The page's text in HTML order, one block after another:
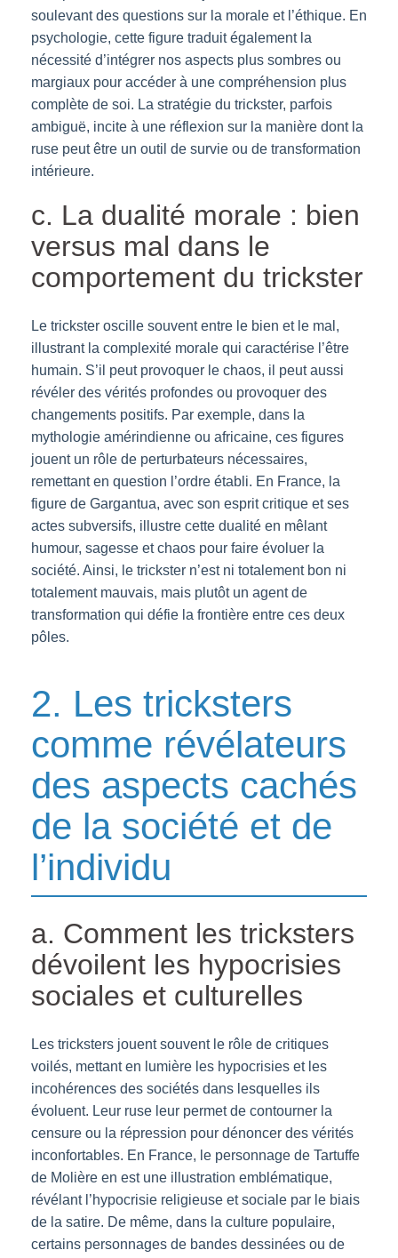
soulevant des questions sur la morale et l’éthique. En
psychologie, cette figure traduit également la
nécessité d’intégrer nos aspects plus sombres ou
margiaux pour accéder à une compréhension plus
complète de soi. La stratégie du trickster, parfois
ambiguë, incite à une réflexion sur la manière dont la
ruse peut être un outil de survie ou de transformation
intérieure.
c. La dualité morale : bien
versus mal dans le
comportement du trickster
Le trickster oscille souvent entre le bien et le mal,
illustrant la complexité morale qui caractérise l’être
humain. S’il peut provoquer le chaos, il peut aussi
révéler des vérités profondes ou provoquer des
changements positifs. Par exemple, dans la
mythologie amérindienne ou africaine, ces figures
jouent un rôle de perturbateurs nécessaires,
remettant en question l’ordre établi. En France, la
figure de Gargantua, avec son esprit critique et ses
actes subversifs, illustre cette dualité en mêlant
humour, sagesse et chaos pour faire évoluer la
société. Ainsi, le trickster n’est ni totalement bon ni
totalement mauvais, mais plutôt un agent de
transformation qui défie la frontière entre ces deux
pôles.
2. Les tricksters
comme révélateurs
des aspects cachés
de la société et de
l’individu
a. Comment les tricksters
dévoilent les hypocrisies
sociales et culturelles
Les tricksters jouent souvent le rôle de critiques
voilés, mettant en lumière les hypocrisies et les
incohérences des sociétés dans lesquelles ils
évoluent. Leur ruse leur permet de contourner la
censure ou la répression pour dénoncer des vérités
inconfortables. En France, le personnage de Tartuffe
de Molière en est une illustration emblématique,
révélant l’hypocrisie religieuse et sociale par le biais
de la satire. De même, dans la culture populaire,
certains personnages de bandes dessinées ou de